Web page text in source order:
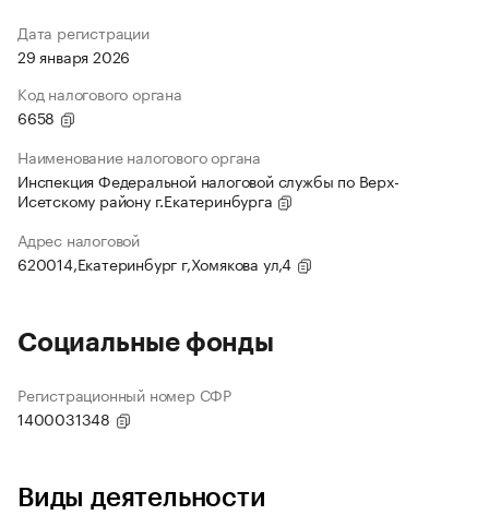
Дата регистрации
29 января 2026
Код налогового органа
6658
Наименование налогового органа
Инспекция Федеральной налоговой службы по Верх-
Исетскому району г.Екатеринбурга
Адрес налоговой
620014,Екатеринбург г,Хомякова ул,4
Социальные фонды
Регистрационный номер СФР
1400031348
Виды деятельности